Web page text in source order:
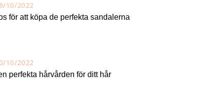
10/2022
för att köpa de perfekta sandalerna
10/2022
perfekta hårvården för ditt hår